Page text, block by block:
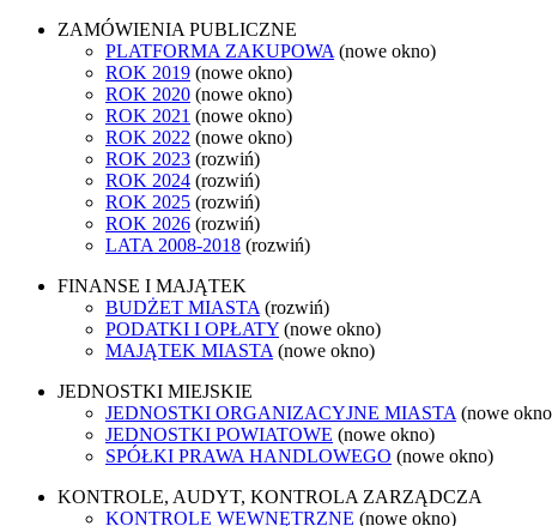
ZAMÓWIENIA PUBLICZNE
PLATFORMA ZAKUPOWA (nowe okno)
ROK 2019 (nowe okno)
ROK 2020 (nowe okno)
ROK 2021 (nowe okno)
ROK 2022 (nowe okno)
ROK 2023 (rozwiń)
ROK 2024 (rozwiń)
ROK 2025 (rozwiń)
ROK 2026 (rozwiń)
LATA 2008-2018 (rozwiń)
FINANSE I MAJĄTEK
BUDŻET MIASTA (rozwiń)
PODATKI I OPŁATY (nowe okno)
MAJĄTEK MIASTA (nowe okno)
JEDNOSTKI MIEJSKIE
JEDNOSTKI ORGANIZACYJNE MIASTA (nowe
JEDNOSTKI POWIATOWE (nowe okno)
SPÓŁKI PRAWA HANDLOWEGO (nowe okno)
KONTROLE, AUDYT, KONTROLA ZARZĄDCZA
KONTROLE WEWNĘTRZNE (nowe okno)